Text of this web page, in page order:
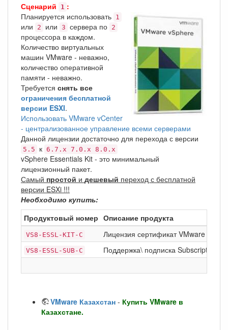
Сценарий 1 :
Планируется использовать 1
или 2 или 3 сервера по 2
процессора в каждом.
Количество виртуальных
машин VMware - неважно,
количество оперативной
памяти - неважно.
Требуется снять все
ограничения бесплатной
версии ESXI.
Использовать VMware vCenter
- централизованное управление всеми серверами
Данной лицензии достаточно для перехода с версии
5.5 к 6.7.x 7.0.x 8.0.x
vSphere Essentials Kit - это минимальный
лицензионный пакет.
Самый простой и дешевый переход с бесплатной
версии ESXi !!!
Необходимо купить:
Продуктовый номер Описание продукта
VS8-ESSL-KIT-C Лицензия сертификат VMware
VS8-ESSL-SUB-C Поддержка\ подписка Subscription
VMware Казахстан - Купить VMware в
Казахстане.